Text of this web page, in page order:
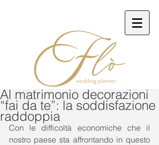
Al matrimonio decorazioni
“fai da te”: la soddisfazione
raddoppia
Con le difficoltà economiche che il
nostro paese sta affrontando in questo